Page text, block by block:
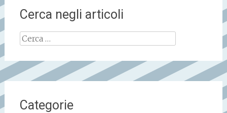
Cerca negli articoli
Ricerca
per:
Categorie